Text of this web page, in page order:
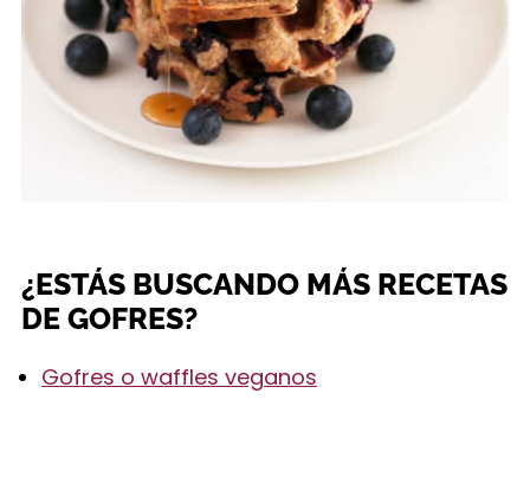
¿ESTÁS BUSCANDO MÁS RECETAS
DE GOFRES?
Gofres o waffles veganos